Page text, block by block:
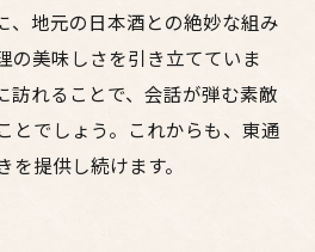
、地元の日本酒との絶妙な組み
の美味しさを引き立てていま
訪れることで、会話が弾む素敵
とでしょう。これからも、東通
提供し続けます。